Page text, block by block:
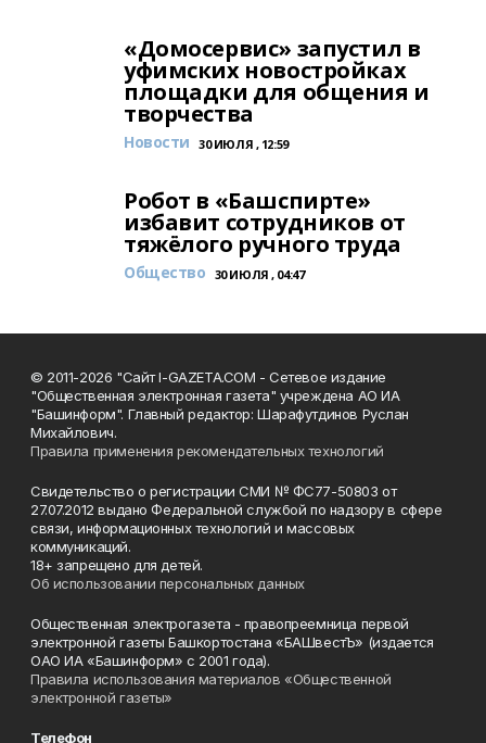
«Домосервис» запустил в
уфимских новостройках
площадки для общения и
творчества
Новости 30 ИЮЛЯ , 12:59
Робот в «Башспирте»
избавит сотрудников от
тяжёлого ручного труда
Общество 30 ИЮЛЯ , 04:47
© 2011-2026 "Сайт I-GAZETA.COM - Сетевое издание
"Общественная электронная газета" учреждена АО ИА
"Башинформ". Главный редактор: Шарафутдинов Руслан
Михайлович.
Правила применения рекомендательных технологий
Свидетельство о регистрации СМИ № ФС77-50803 от
27.07.2012 выдано Федеральной службой по надзору в сфере
связи, информационных технологий и массовых
коммуникаций.
18+ запрещено для детей.
Об использовании персональных данных
Общественная электрогазета - правопреемница первой
электронной газеты Башкортостана «БАШвестЪ» (издается
ОАО ИА «Башинформ» с 2001 года).
Правила использования материалов «Общественной
электронной газеты»
Телефон